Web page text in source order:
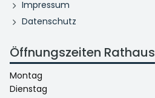
Impressum
Datenschutz
Öffnungszeiten Rathaus
Montag
Dienstag